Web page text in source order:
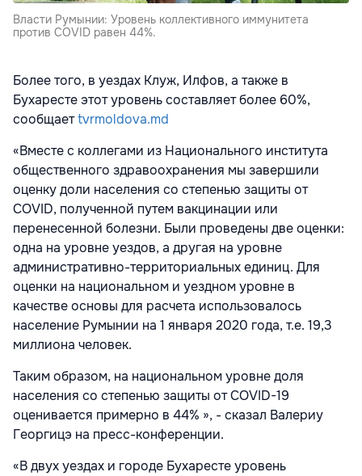
Власти Румынии: Уровень коллективного иммунитета
против COVID равен 44%.
Более того, в уездах Клуж, Илфов, а также в
Бухаресте этот уровень составляет более 60%,
сообщаетtvrmoldova.md
«Вместе с коллегами из Национального института
общественного здравоохранения мы завершили
оценку доли населения со степенью защиты от
COVID, полученной путем вакцинации или
перенесенной болезни. Были проведены две оценки:
одна на уровне уездов, а другая на уровне
административно-территориальных единиц. Для
оценки на национальном и уездном уровне в
качестве основы для расчета использовалось
население Румынии на 1 января 2020 года, т.е. 19,3
миллиона человек.
Таким образом, на национальном уровне доля
населения со степенью защиты от COVID-19
оценивается примерно в 44% », - сказал Валериу
Георгицэ на пресс-конференции.
«В двух уездах и городе Бухаресте уровень